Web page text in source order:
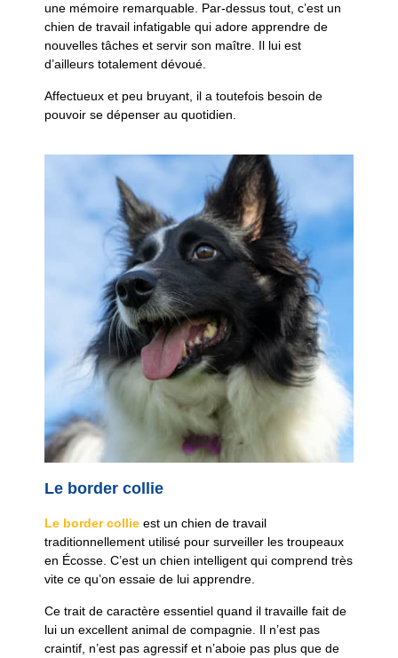
une mémoire remarquable. Par-dessus tout, c’est un
chien de travail infatigable qui adore apprendre de
nouvelles tâches et servir son maître. Il lui est
d’ailleurs totalement dévoué.
Affectueux et peu bruyant, il a toutefois besoin de
pouvoir se dépenser au quotidien.
Le border collie
Le border collie est un chien de travail
traditionnellement utilisé pour surveiller les troupeaux
en Écosse. C’est un chien intelligent qui comprend très
vite ce qu’on essaie de lui apprendre.
Ce trait de caractère essentiel quand il travaille fait de
lui un excellent animal de compagnie. Il n’est pas
craintif, n’est pas agressif et n’aboie pas plus que de